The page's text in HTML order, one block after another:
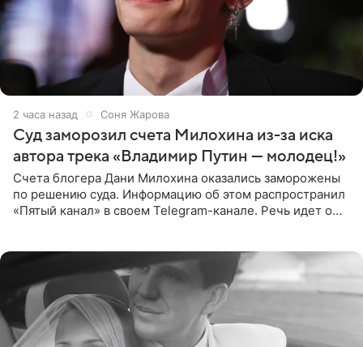
2 часа назад Соня Жарова
Суд заморозил счета Милохина из-за иска
автора трека «Владимир Путин — молодец!»
Счета блогера Дани Милохина оказались заморожены
по решению суда. Информацию об этом распространил
«Пятый канал» в своем Telegram-канале. Речь идет о